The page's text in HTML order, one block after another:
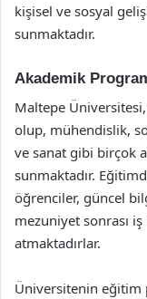
kişisel ve sosyal
sunmaktadır.
Akademik
Maltepe
olup, mühendislik,
ve sanat gibi birçok
sunmaktadır.
öğrenciler, güncel
mezuniyet sonrası iş
atmaktadırlar.
Üniversitenin eğitim